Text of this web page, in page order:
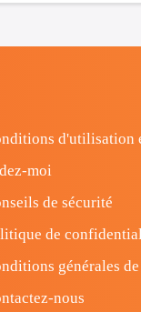
d'utilisation
moi
de sécurité
de
générales
nous